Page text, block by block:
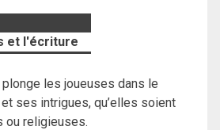
et l'écriture
plonge les joueuses dans le
ses intrigues, qu’elles soient
ou religieuses.